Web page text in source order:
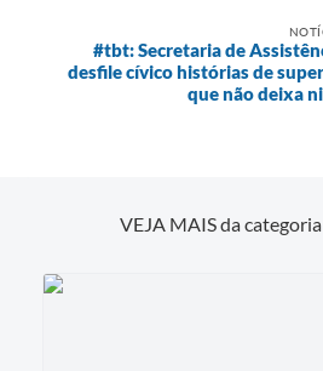
#tbt: Secretaria de
desfile cívico histórias de
que não deixa
VEJA MAIS da categoria